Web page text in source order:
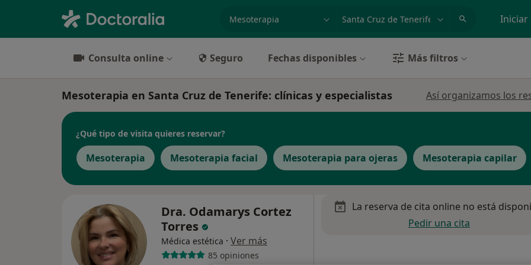
Iniciar
Consulta online Seguro Fechas disponibles Más filtros
Mesoterapia en Santa Cruz de Tenerife: clínicas y especialistas Así organizamos los
¿Qué tipo de visita quieres reservar?
Mesoterapia Mesoterapia facial Mesoterapia para ojeras Mesoterapia capilar
Dra. Odamarys Cortez
Torres
Médica estética · Ver más
85 opiniones
La reserva de cita online no está
Pedir una cita